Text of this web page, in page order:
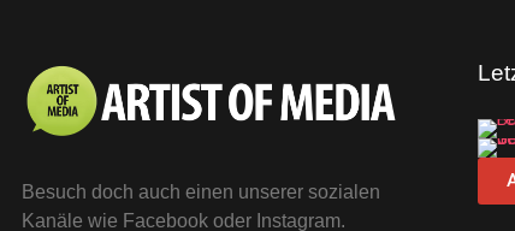
Besuch doch auch einen unserer sozialen
Kanäle wie Facebook oder Instagram.